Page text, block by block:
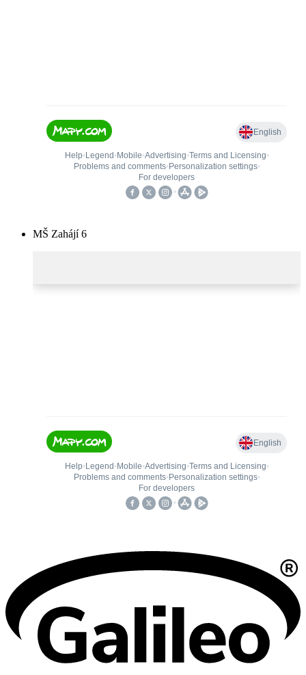
MŠ Zahájí 6